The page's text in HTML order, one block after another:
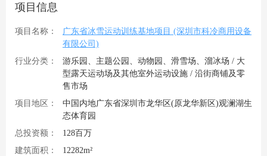
项目信息
项目名称：
广东省冰雪运动训练基地项目 (深圳市科冷商用设备
有限公司)
行业分类：
游乐园、主题公园、动物园、滑雪场、溜冰场 / 大
型露天运动场及其他室外运动设施 / 沿街商铺及零
售市场
项目地区：
中国内地广东省深圳市龙华区(原龙华新区)观澜湖生
态体育园
总投资额：
128百万
建筑面积：
12282m²